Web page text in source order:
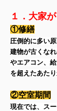
１．大家
①修繕
圧倒的に多い
建物が古くな
やエアコン、
を超えたあた
②空室期間
現在では、ス